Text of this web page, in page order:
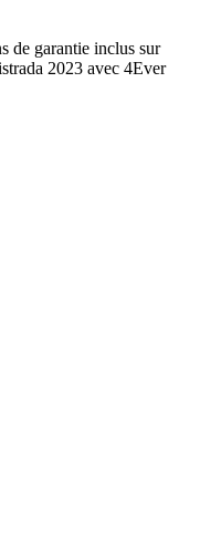
de garantie inclus sur
2023 avec 4Ever